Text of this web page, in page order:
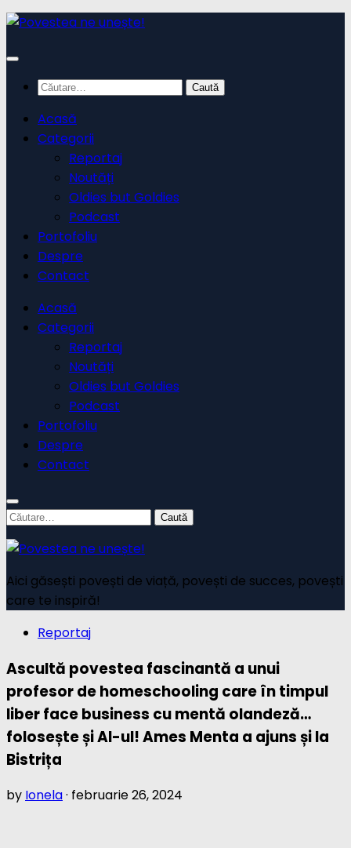
Skip
content
Caută
Acasă
Categorii
Reportaj
Noutăți
Oldies but Goldies
Podcast
Portofoliu
Despre
Contact
Acasă
Categorii
Reportaj
Noutăți
Oldies but Goldies
Podcast
Portofoliu
Despre
Contact
Caută
după:
Aici găsești povești de viață, povești de succes, povești
care te inspiră!
Reportaj
Ascultă povestea fascinantă a unui
profesor de homeschooling care în timpul
liber face business cu mentă olandeză…
folosește și AI-ul! Ames Menta a ajuns și la
Bistrița
by Ionela· februarie 26, 2024